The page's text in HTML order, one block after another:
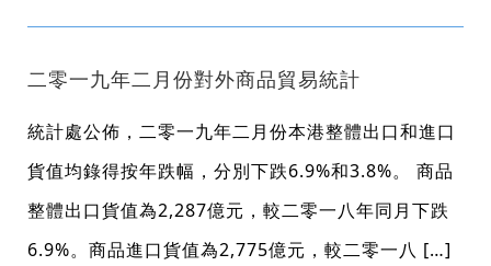
二零一九年二月份對外商品貿易統計
統計處公佈，二零一九年二月份本港整體出口和進口
貨值均錄得按年跌幅，分別下跌6.9%和3.8%。 商品
整體出口貨值為2,287億元，較二零一八年同月下跌
6.9%。商品進口貨值為2,775億元，較二零一八 […]